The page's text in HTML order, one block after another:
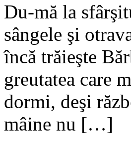
Du-mă la
sângele şi
încă trăieşte
greutatea care
dormi, deşi
mâine nu […]